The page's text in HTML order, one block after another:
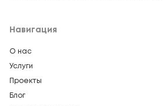
Навигация
О нас
Услуги
Проекты
Блог